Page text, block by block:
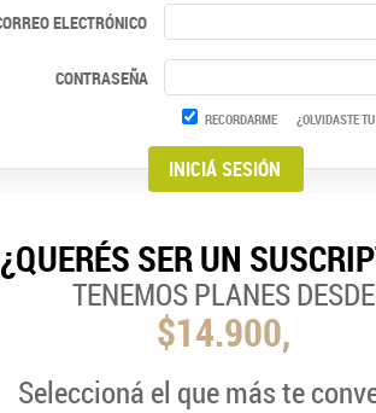
ELECTRÓNICO
CONTRASEÑA
RECORDARME ¿OLVIDASTE TU
¿QUERÉS SER UN
TENEMOS PLANES DESDE
$14.900,
Seleccioná el que más te